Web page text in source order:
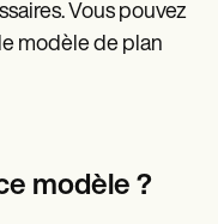
Vous pouvez
modèle de plan
modèle ?